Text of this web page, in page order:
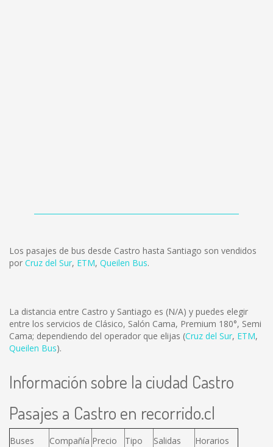
Los pasajes de bus desde Castro hasta Santiago son vendidos
por Cruz del Sur, ETM, Queilen Bus.
La distancia entre Castro y Santiago es (N/A) y puedes elegir
entre los servicios de Clásico, Salón Cama, Premium 180°, Semi
Cama; dependiendo del operador que elijas (Cruz del Sur, ETM,
Queilen Bus).
Información sobre la ciudad Castro
Pasajes a Castro en recorrido.cl
Buses Compañía Precio Tipo Salidas Horarios